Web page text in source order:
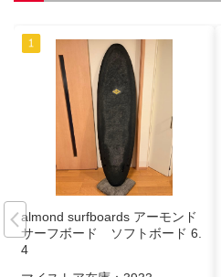
almond surfboards アーモンド
サーフボード ソフトボード 6.
4